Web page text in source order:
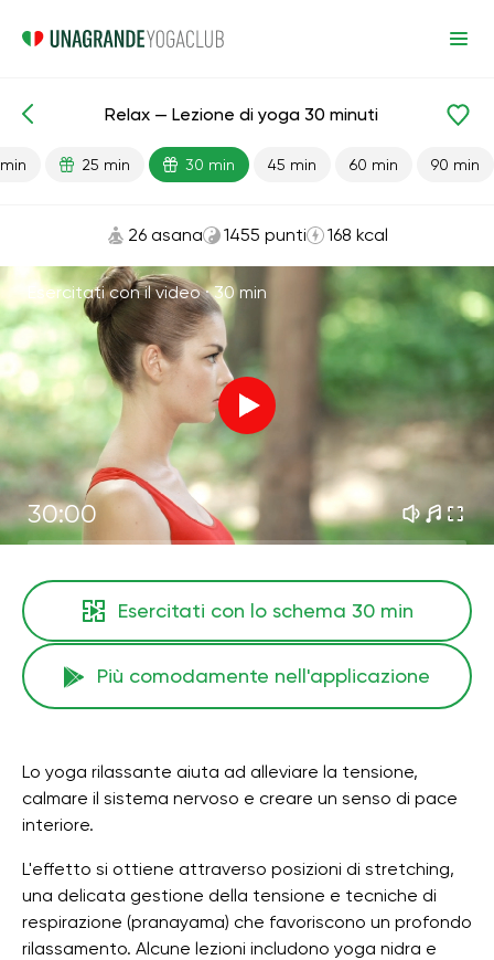
Lezioni pronte Relax
Relax — Lezione di yoga 30 minuti
25 min 30 min 45 min 60 min 90 min
26 asana 1455 punti 168 kcal
Esercitati con il video ·30 min
30:00
Esercitati con lo schema 30 min
Più comodamente nell'applicazione
Lo yoga rilassante aiuta ad alleviare la tensione,
calmare il sistema nervoso e creare un senso di pace
interiore.
L'effetto si ottiene attraverso posizioni di stretching,
una delicata gestione della tensione e tecniche di
respirazione (pranayama) che favoriscono un profondo
rilassamento. Alcune lezioni includono yoga nidra e